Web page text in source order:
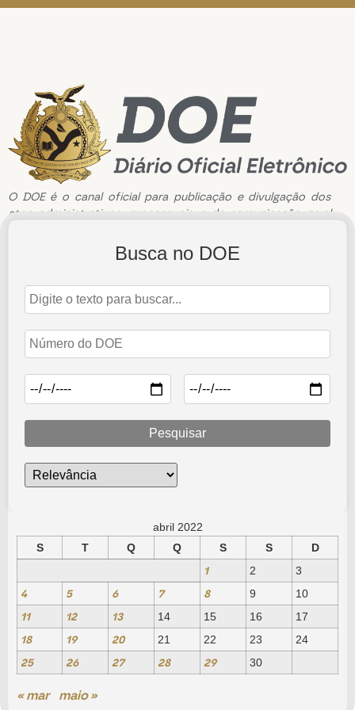
O DOE é o canal oficial para publicação e divulgação dos
atos administrativos, processuais e de comunicação geral
Edição de n°2770 de 08 de abril de 2022
8 de abril de 2022
Abrir Edição
Busca no DOE
Pesquisar
abril 2022
S
T Q Q S S D
1 2 3
4 5 6 7 8 9 10
11 12 13 14 15 16 17
18 19 20 21 22 23 24
25 26 27 28 29 30
« mar maio »